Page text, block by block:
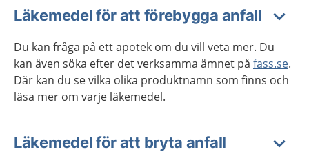
Läkemedel för att förebygga anfall
Du kan fråga på ett apotek om du vill veta mer. Du
kan även söka efter det verksamma ämnet på fass.se.
Där kan du se vilka olika produktnamn som finns och
läsa mer om varje läkemedel.
Läkemedel för att bryta anfall